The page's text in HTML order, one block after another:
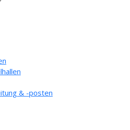
& -posten